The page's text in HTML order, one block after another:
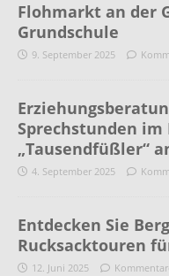
Flohmarkt an der
Grundschule
9. September 2025
Sprechstunden
„Tausendfüßler“
4. September 2025
Entdecken Sie
Rucksacktouren
12. Juni 2025